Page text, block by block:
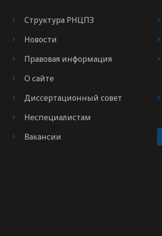
Структура РНЦПЗ
Новости
Правовая информация
О сайте
Диссертационный совет
Неспециалистам
Вакансии